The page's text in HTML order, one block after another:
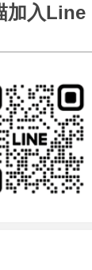
加入Line